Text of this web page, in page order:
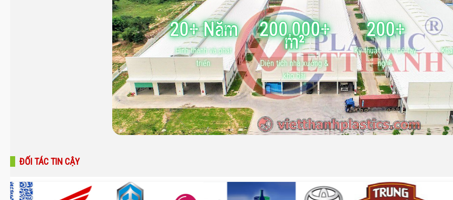
20+ Năm
Hình thành và phát
triển
200,000+
m²
Diện tích nhà xưởng &
kho bãi
200+
Kỹ thuật viên có tay
nghề
ĐỐI TÁC TIN CẬY